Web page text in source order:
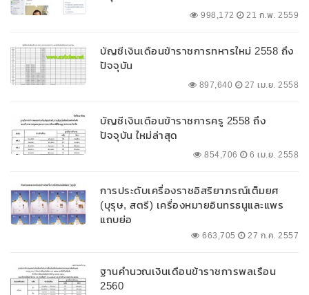
998,172 21 ก.พ. 2559
บัญชีเงินเดือนข้าราชการทหารใหม่ 2558 ถึง
ปัจจุบัน
897,640 27 เม.ย. 2558
บัญชีเงินเดือนข้าราชการครู 2558 ถึง
ปัจจุบัน ใหม่ล่าสุด
854,706 6 เม.ย. 2558
การประดับเครื่องราชอิสริยาภรณ์เต็มยศ
(บุรุษ, สตรี) เครื่องหมายอินทรธนูและแพร
แถบย่อ
663,705 27 ก.ค. 2557
ฐานคำนวณเงินเดือนข้าราชการพลเรือน
2560